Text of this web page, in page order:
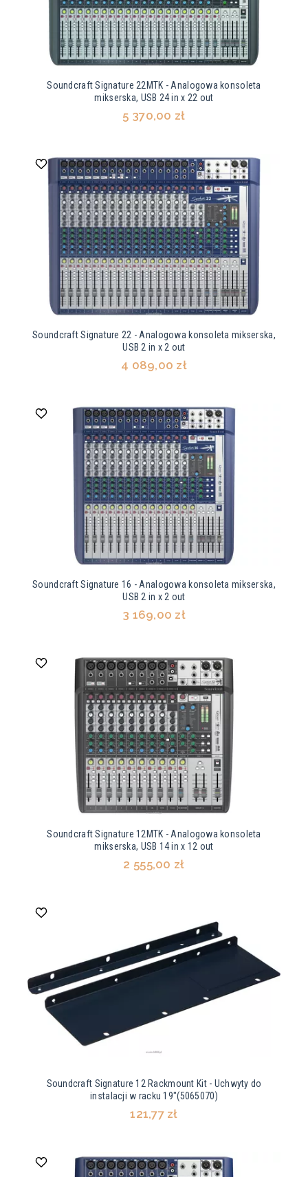
Soundcraft Signature 22MTK - Analogowa konsoleta
mikserska, USB 24 in x 22 out
5 370,00 zł
Soundcraft Signature 22 - Analogowa konsoleta mikserska,
USB 2 in x 2 out
4 089,00 zł
Soundcraft Signature 16 - Analogowa konsoleta mikserska,
USB 2 in x 2 out
3 169,00 zł
Soundcraft Signature 12MTK - Analogowa konsoleta
mikserska, USB 14 in x 12 out
2 555,00 zł
Soundcraft Signature 12 Rackmount Kit - Uchwyty do
instalacji w racku 19"(5065070)
121,77 zł